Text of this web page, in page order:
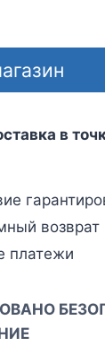
в
возврат
платежи